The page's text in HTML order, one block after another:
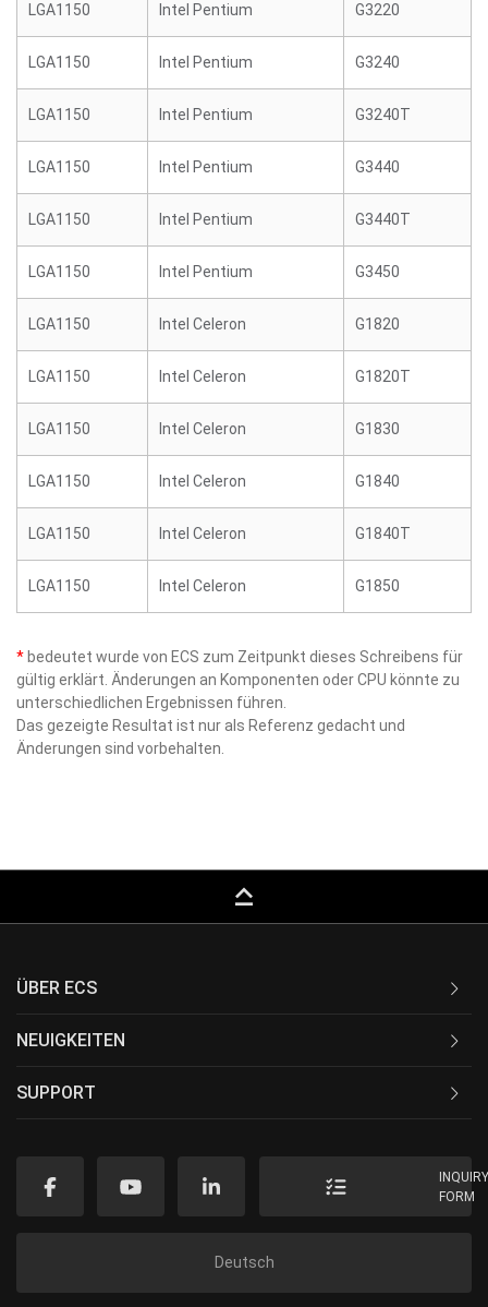
LGA1150 Intel Pentium G3220
LGA1150 Intel Pentium G3240
LGA1150 Intel Pentium G3240T
LGA1150 Intel Pentium G3440
LGA1150 Intel Pentium G3440T
LGA1150 Intel Pentium G3450
LGA1150 Intel Celeron G1820
LGA1150 Intel Celeron G1820T
LGA1150 Intel Celeron G1830
LGA1150 Intel Celeron G1840
LGA1150 Intel Celeron G1840T
LGA1150 Intel Celeron G1850
* bedeutet wurde von ECS zum Zeitpunkt dieses Schreibens für
gültig erklärt. Änderungen an Komponenten oder CPU könnte zu
unterschiedlichen Ergebnissen führen.
Das gezeigte Resultat ist nur als Referenz gedacht und
Änderungen sind vorbehalten.
keyboard_capslock
ÜBER ECS
NEUIGKEITEN
SUPPORT
FORM
Deutsch